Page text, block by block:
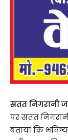
सतत निगरानी
पर सतत
बताया कि